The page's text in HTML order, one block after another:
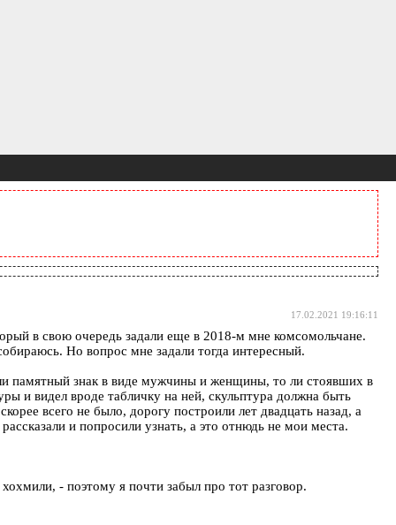
17.02.2021 19:16:11
в свою очередь задали еще в 2018-м мне комсомольчане.
Но вопрос мне задали тогда интересный.
памятный знак в виде мужчины и женщины, то ли стоявших в
и видел вроде табличку на ней, скульптура должна быть
всего не было, дорогу построили лет двадцать назад, а
и попросили узнать, а это отнюдь не мои места.
- поэтому я почти забыл про тот разговор.